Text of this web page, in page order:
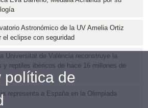
Astronómico de la UV Amelia Ortiz
eclipse con seguridad
Universitat de València reconstruye la
y reptiles ibéricos de hace 16 millones de
representa a España en la Olimpiada
política de